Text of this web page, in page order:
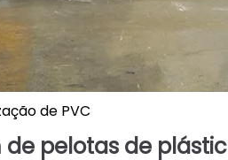
de PVC
pelotas de